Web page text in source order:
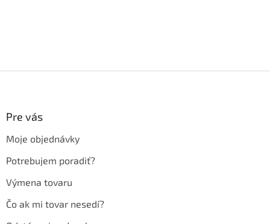
Pre vás
Moje objednávky
Potrebujem poradiť?
Výmena tovaru
Čo ak mi tovar nesedí?